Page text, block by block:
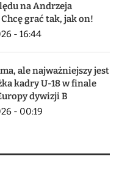
na Andrzeja
grać tak, jak on!
- 16:44
ale najważniejszy jest
kadry U-18 w finale
dywizji B
- 00:19